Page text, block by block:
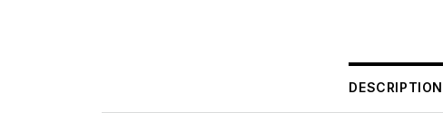
DESCRIPTION